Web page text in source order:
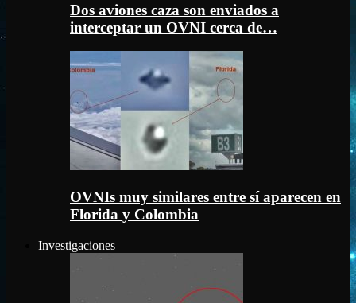
Dos aviones caza son enviados a
interceptar un OVNI cerca de…
OVNIs muy similares entre sí aparecen en
Florida y Colombia
Investigaciones